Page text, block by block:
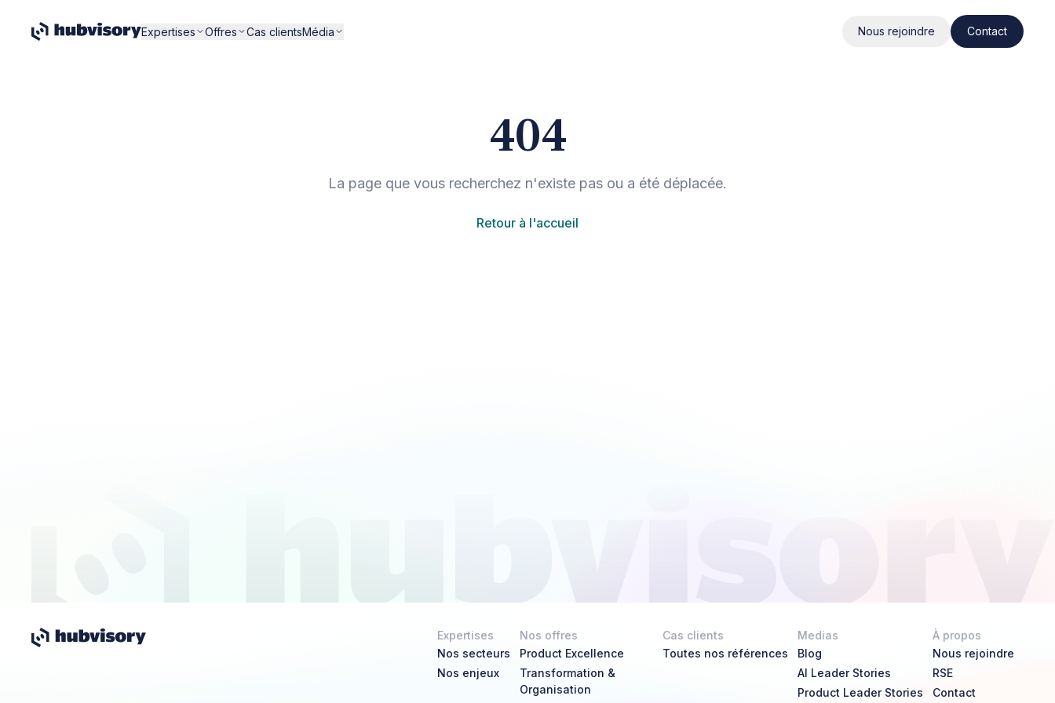
Expertises Offres Cas clientsMédia Nous rejoindre Contact
404
La page que vous recherchez n'existe pas ou a été déplacée.
Retour à l'accueil
Expertises
Nos secteurs
Nos enjeux
Nos offres
Product Excellence
Transformation &
Organisation
Cas clients
Toutes nos références
Medias
Blog
AI Leader Stories
Product Leader Stories
À propos
Nous rejoindre
RSE
Contact